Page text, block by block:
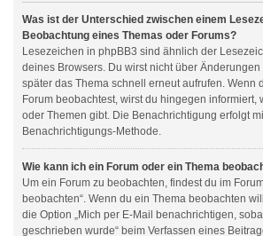
Was ist der Unterschied zwischen einem
Beobachtung eines Themas oder Forums?
Lesezeichen in phpBB3 sind ähnlich der
deines Browsers. Du wirst nicht über
später das Thema schnell erneut aufrufen. Wenn
Forum beobachtest, wirst du hingegen informiert,
oder Themen gibt. Die Benachrichtigung erfolgt
Benachrichtigungs-Methode.
Wie kann ich ein Forum oder ein Thema
Um ein Forum zu beobachten, findest du im
beobachten“. Wenn du ein Thema beobachten
die Option „Mich per E-Mail benachrichtigen,
geschrieben wurde“ beim Verfassen eines